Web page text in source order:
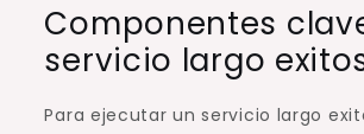
Componentes
servicio largo
Para ejecutar un servicio largo